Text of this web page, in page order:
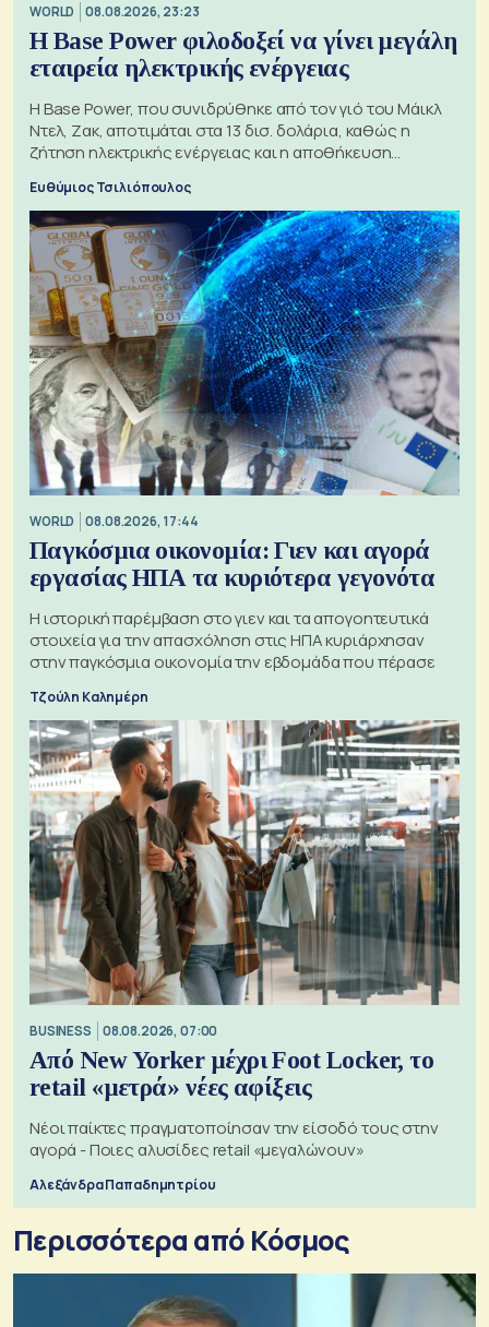
WORLD 08.08.2026, 23:23
Η Base Power φιλοδοξεί να γίνει μεγάλη
εταιρεία ηλεκτρικής ενέργειας
Η Base Power, που συνιδρύθηκε από τον γιό του Μάικλ
Ντελ, Ζακ, αποτιμάται στα 13 δισ. δολάρια, καθώς η
ζήτηση ηλεκτρικής ενέργειας και η αποθήκευση
Ευθύμιος Τσιλιόπουλος
WORLD 08.08.2026, 17:44
Παγκόσμια οικονομία: Γιεν και αγορά
εργασίας ΗΠΑ τα κυριότερα γεγονότα
Η ιστορική παρέμβαση στο γιεν και τα απογοητευτικά
στοιχεία για την απασχόληση στις ΗΠΑ κυριάρχησαν
στην παγκόσμια οικονομία την εβδομάδα που πέρασε
Τζούλη Καλημέρη
BUSINESS 08.08.2026, 07:00
Από New Yorker μέχρι Foot Locker, το
retail «μετρά» νέες αφίξεις
Νέοι παίκτες πραγματοποίησαν την είσοδό τους στην
αγορά - Ποιες αλυσίδες retail «μεγαλώνουν»
Αλεξάνδρα Παπαδημητρίου
Περισσότερα από Κόσμος